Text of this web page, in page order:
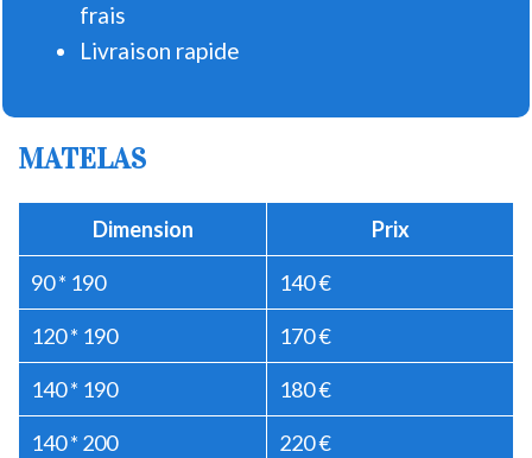
frais
Livraison rapide
MATELAS
Dimension Prix
90 * 190 140 €
120 * 190 170 €
140 * 190 180 €
140 * 200 220 €